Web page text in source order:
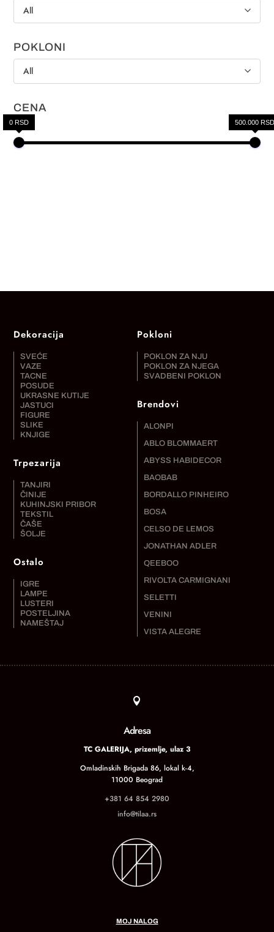
All
POKLONI
All
CENA
0 RSD 500.000
Dekoracija
SVEĆE
VAZE
TACNE
POSUDE
UKRASNE KUTIJE
JASTUCI
FIGURE
SLIKE
KNJIGE
Trpezarija
TANJIRI
ČINIJE
KUHINJSKI PRIBOR
TEKSTIL
ČAŠE
ŠOLJE
Ostalo
IGRE
LAMPE
LUSTERI
POSTELJINA
NAMEŠTAJ
Pokloni
POKLON ZA NJU
POKLON ZA NJEGA
SVADBENI POKLON
Brendovi
ALONPI
ABLO BLOMMAERT
ABYSS HABIDECOR
BAOBAB
BORDALLO PINHEIRO
BOSA
CELSO DE LEMOS
JONATHAN ADLER
QEEBOO
RIVOLTA CARMIGNANI
SELETTI
VENINI
VISTA ALEGRE

Adresa
TC GALERIJA, prizemlje, ulaz 3
Omladinskih Brigada 86, lokal k-4,
11000 Beograd
+381 64 854 2980
info@tilaa.rs
MOJ NALOG